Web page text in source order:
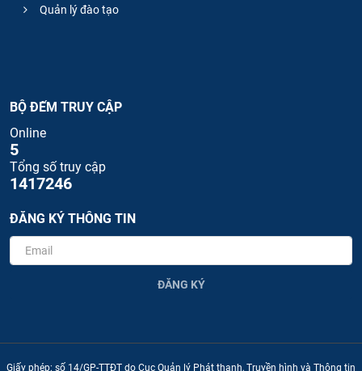
Quản lý đào tạo
BỘ ĐẾM TRUY CẬP
Online
5
Tổng số truy cập
1417246
ĐĂNG KÝ THÔNG TIN
ĐĂNG KÝ
Giấy phép: số 14/GP-TTĐT do Cục Quản lý Phát thanh, Truyền hình và Thông tin